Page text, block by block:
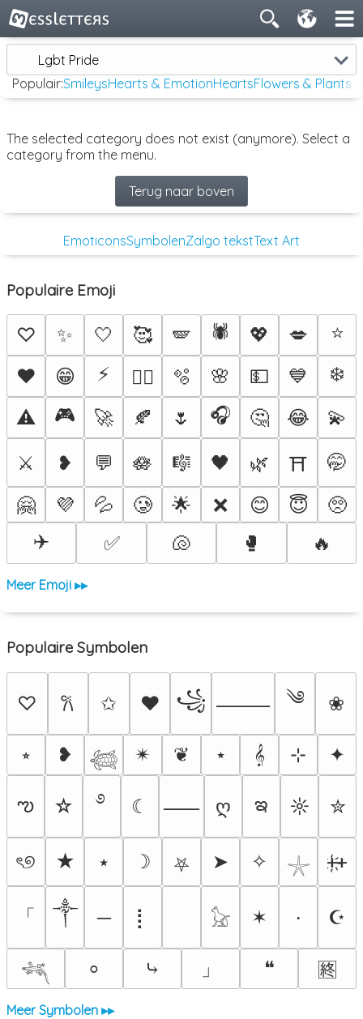
Lgbt Pride
Populair:SmileysHearts & EmotionHeartsFlowers & Plants
The selected category does not exist (anymore). Select a
category from the menu.
Terug naar boven
EmoticonsSymbolenZalgo tekstText Art
Populaire Emoji
♡ ✨ 🤍 🥰 🪽 🕷️ 💖 💋
⭐
♥️
😁 ⚡ ❤️‍🔥 🫧 🌸 💵 💙
❄️
⚠️
🎮 🚀 🍂 🌷 🎧 🤔 😂
💫
⚔️
❥ 💬 🪷 🎼 🖤 🌿 ⛩️
🤭
🤗
💜 💦 🥲 🌟 ❌ 😊 😇
🥺
✈️
✅ 🐚 🥊 🔥
Meer Emoji ▸▸
Populaire Symbolen
♡ 𐙚 ✩ ♥ ꧁ ⸻ ༄ ❀
⭒ ❥ 𓆉 ✴︎ ❦ ⋆ 𝄞 ⊹ ✦
ఌ ☆ ࿔ ☾ ⸺ ღ ఇ ☼ ✮
ৎ୭ ★ ⭑ ☽ ⛧ ➤ ✧ 𓇼 ᚐ҉ᚐ
「 ༒ ─ ⡇ 𓃠 ✶ ⸱ ☪
𓆈 ⸰ ⤷ 」 ❝ 🈡
Meer Symbolen ▸▸